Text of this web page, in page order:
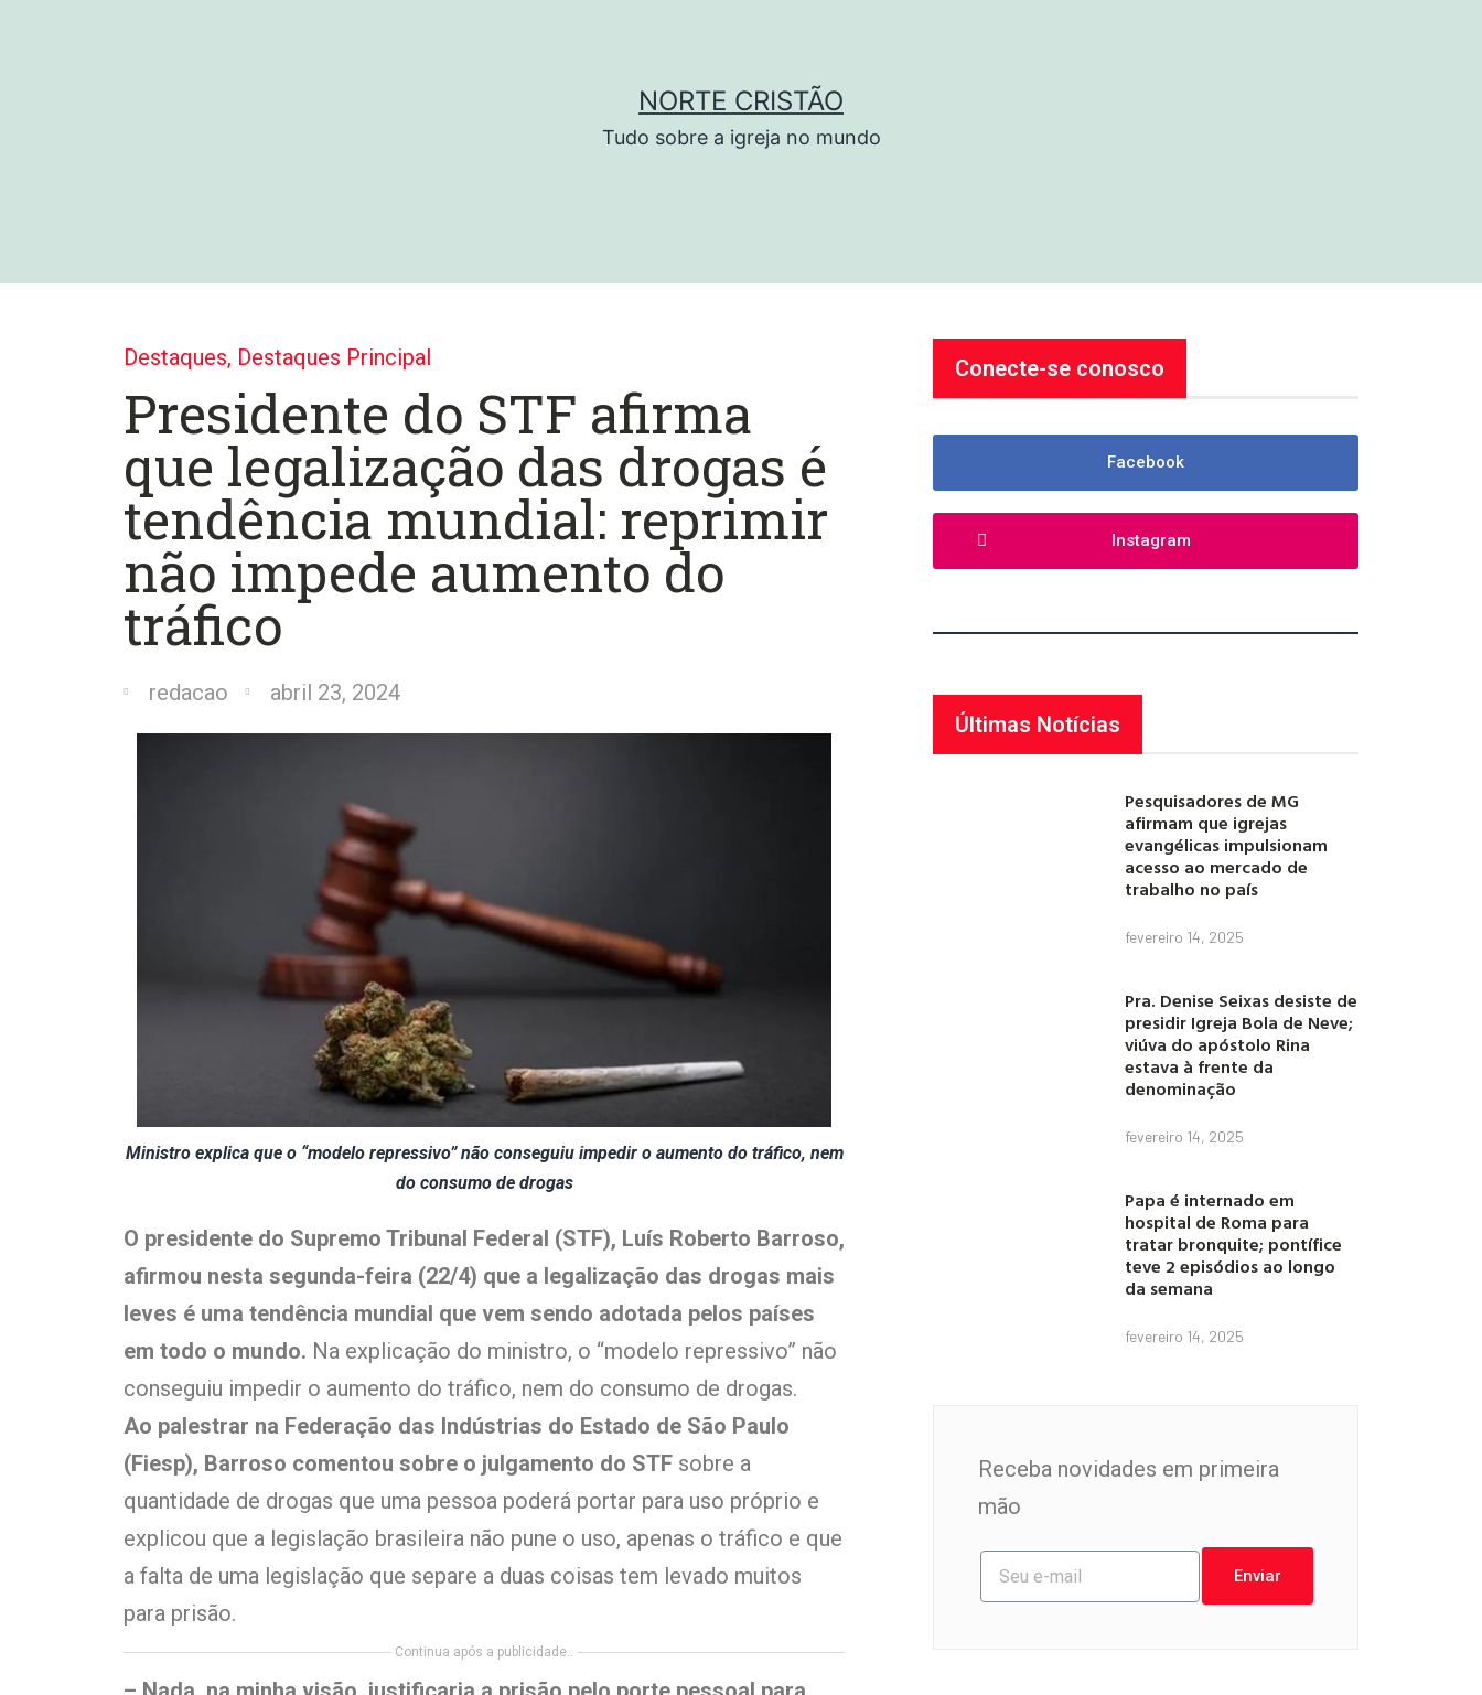
NORTE CRISTÃO
Tudo sobre a igreja no mundo
Destaques, Destaques Principal
Presidente do STF afirma
que legalização das drogas é
tendência mundial: reprimir
não impede aumento do
tráfico
redacao abril 23, 2024
Ministro explica que o “modelo repressivo” não conseguiu impedir o aumento do tráfico, nem
do consumo de drogas
O presidente do Supremo Tribunal Federal (STF), Luís Roberto Barroso,
afirmou nesta segunda-feira (22/4) que a legalização das drogas mais
leves é uma tendência mundial que vem sendo adotada pelos países
em todo o mundo. Na explicação do ministro, o “modelo repressivo” não
conseguiu impedir o aumento do tráfico, nem do consumo de drogas.
Ao palestrar na Federação das Indústrias do Estado de São Paulo
(Fiesp), Barroso comentou sobre o julgamento do STF sobre a
quantidade de drogas que uma pessoa poderá portar para uso próprio e
explicou que a legislação brasileira não pune o uso, apenas o tráfico e que
a falta de uma legislação que separe a duas coisas tem levado muitos
para prisão.
Continua após a publicidade..
Conecte-se conosco
Facebook
Instagram
Últimas Notícias
Pesquisadores de MG
afirmam que igrejas
evangélicas impulsionam
acesso ao mercado de
trabalho no país
fevereiro 14, 2025
Pra. Denise Seixas desiste de
presidir Igreja Bola de Neve;
viúva do apóstolo Rina
estava à frente da
denominação
fevereiro 14, 2025
Papa é internado em
hospital de Roma para
tratar bronquite; pontífice
teve 2 episódios ao longo
da semana
fevereiro 14, 2025
Receba novidades em primeira
mão
Enviar